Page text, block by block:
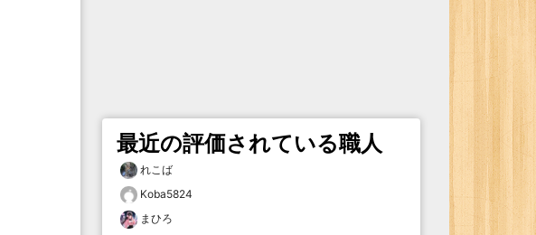
最近の評価されている職人
れこば
Koba5824
まひろ